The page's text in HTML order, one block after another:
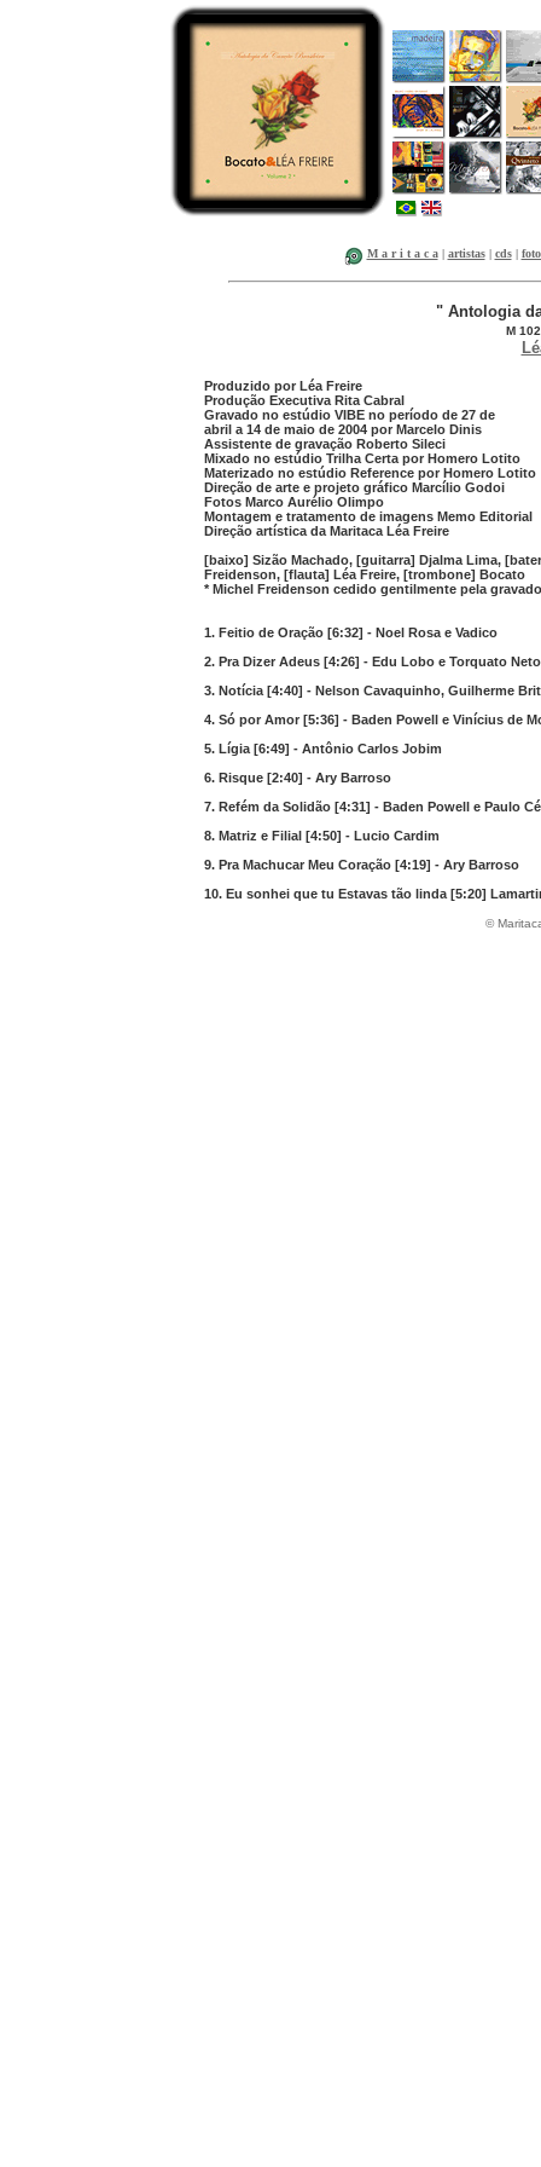
M a r i t a c a| artistas| cds|
" Antologia
M
Produzido por Léa Freire
Produção Executiva Rita Cabral
Gravado no estúdio VIBE no período de 27 de
abril a 14 de maio de 2004 por Marcelo Dinis
Assistente de gravação Roberto Sileci
Mixado no estúdio Trilha Certa por Homero Lotito
Materizado no estúdio Reference por Homero Lotito
Direção de arte e projeto gráfico Marcílio Godoi
Fotos Marco Aurélio Olimpo
Montagem e tratamento de imagens Memo Editorial
Direção artística da Maritaca Léa Freire
[baixo] Sizão Machado, [guitarra] Djalma Lima,
Freidenson, [flauta] Léa Freire, [trombone] Bocato
* Michel Freidenson cedido gentilmente pela
1. Feitio de Oração [6:32] - Noel Rosa e Vadico
2. Pra Dizer Adeus [4:26] - Edu Lobo e Torquato Neto
3. Notícia [4:40] - Nelson Cavaquinho, Guilherme
4. Só por Amor [5:36] - Baden Powell e Vinícius de
5. Lígia [6:49] - Antônio Carlos Jobim
6. Risque [2:40] - Ary Barroso
7. Refém da Solidão [4:31] - Baden Powell e Paulo
8. Matriz e Filial [4:50] - Lucio Cardim
9. Pra Machucar Meu Coração [4:19] - Ary Barroso
10. Eu sonhei que tu Estavas tão linda [5:20]
©